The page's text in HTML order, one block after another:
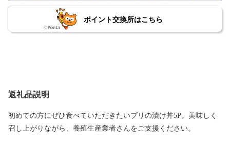
ポイント交換所はこちら
返礼品説明
初めての方にぜひ食べていただきたいブリの漬け丼5P。美味しく
召し上がりながら、養殖生産業者さんをご支援ください。